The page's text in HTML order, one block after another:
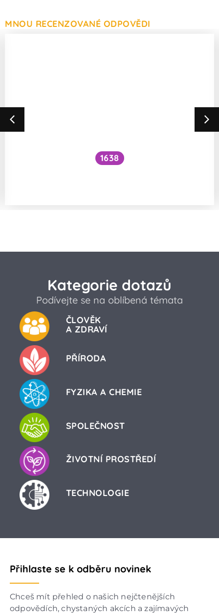
MNOU RECENZOVANÉ ODPOVĚDI
1638
Kategorie dotazů
Podívejte se na oblíbená témata
ČLOVĚK
A ZDRAVÍ
PŘÍRODA
FYZIKA A CHEMIE
SPOLEČNOST
ŽIVOTNÍ PROSTŘEDÍ
TECHNOLOGIE
Přihlaste se k odběru novinek
Chceš mít přehled o našich nejčtenějších
odpovědích, chystaných akcích a zajímavých